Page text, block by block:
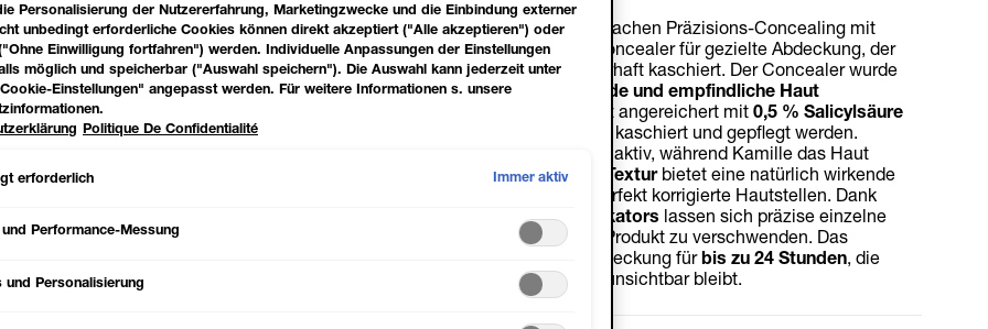
Erlebe die ultimative Innovation in Sachen Präzisions-Concealing mit
dem Fit Me Microscopic – einem Concealer für gezielte Abdeckung, der
selbst kleinste Unreinheiten meisterhaft kaschiert. Der Concealer wurde
speziellfür zu Unreinheiten neigende und empfindliche Haut
entwickelt. Die innovative Formel ist angereichert mit 0,5 % Salicylsäure
, wodurch Unreinheiten kaschiert und gepflegt werden.
Salicylsäure pflegt die Unreinheiten aktiv, während Kamille das Haut
spürbar beruhigt. Diecremige Gel-Textur bietet eine natürlich wirkende
, für perfekt korrigierte Hautstellen. Dank
3 mm feinen Präzisions-Applikators lassen sich präzise einzelne
Hautstellen abdecken, ohne dabei Produkt zu verschwenden. Das
Ergebnis: Volle, langanhaltende Abdeckung fürbis zu 24 Stunden, die
schnell trocknet und dabei absolut unsichtbar bleibt.
Personalisierung der Nutzererfahrung, Marketingzwecke und die Einbindung externer
unbedingt erforderliche Cookies können direkt akzeptiert ("Alle akzeptieren") oder
Einwilligung fortfahren") werden. Individuelle Anpassungen der Einstellungen
möglich und speicherbar ("Auswahl speichern"). Die Auswahl kann jederzeit unter
Einstellungen" angepasst werden. Für weitere Informationen s. unsere
Politique De Confidentialité
erforderlich Immer aktiv
Performance-Messung
und Personalisierung